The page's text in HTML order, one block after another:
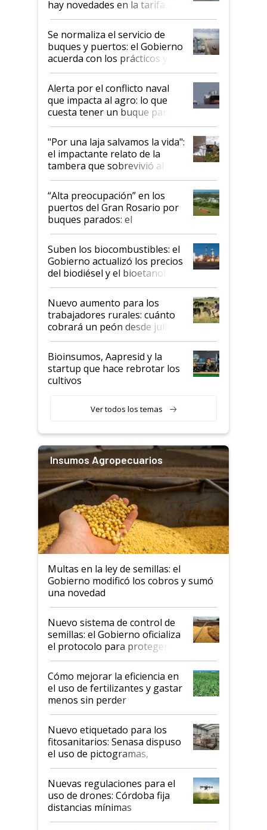
hay novedades en la tarifa de
la hidrovía
Se normaliza el servicio de
buques y puertos: el Gobierno
acuerda con los prácticos y
suspende el decreto de
desregulación
Alerta por el conflicto naval
que impacta al agro: lo que
cuesta tener un buque parado
y el peligro de que Argentina
pase a ser "país sucio"
"Por una laja salvamos la vida":
el impactante relato de la
tambera que sobrevivió al
tornado
“Alta preocupación” en los
puertos del Gran Rosario por
buques parados: el
funcionamiento de las
exportadoras en tensión tras
la medida de fuerza de los
prácticos
Suben los biocombustibles: el
Gobierno actualizó los precios
del biodiésel y el bioetanol
Nuevo aumento para los
trabajadores rurales: cuánto
cobrará un peón desde julio
Bioinsumos, Aapresid y la
startup que hace rebrotar los
cultivos
Ver todos los temas
Insumos Agropecuarios
Multas en la ley de semillas: el
Gobierno modificó los cobros y sumó
una novedad
Nuevo sistema de control de
semillas: el Gobierno oficializa
el protocolo para proteger la
propiedad intelectual
Cómo mejorar la eficiencia en
el uso de fertilizantes y gastar
menos sin perder
productividad en la campaña
fina
Nuevo etiquetado para los
fitosanitarios: Senasa dispuso
el uso de pictogramas,
palabras de advertencia e
indicaciones
Nuevas regulaciones para el
uso de drones: Córdoba fija
distancias mínimas